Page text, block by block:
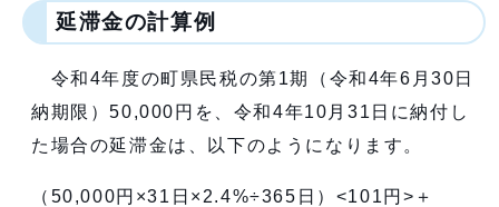
延滞金の計算例
令和4年度の町県民税の第1期（令和4年6月30日
納期限）50,000円を、令和4年10月31日に納付し
た場合の延滞金は、以下のようになります。
（50,000円×31日×2.4%÷365日）<101円>＋